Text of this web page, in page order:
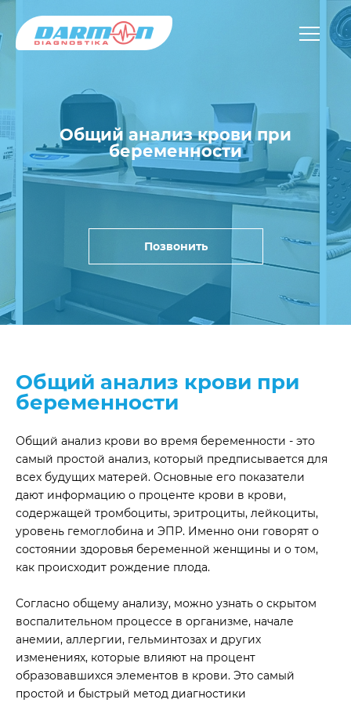
Общий анализ крови при
беременности
Позвонить
Общий анализ крови при
беременности
Общий анализ крови во время беременности - это
самый простой анализ, который предписывается для
всех будущих матерей. Основные его показатели
дают информацию о проценте крови в крови,
содержащей тромбоциты, эритроциты, лейкоциты,
уровень гемоглобина и ЭПР. Именно они говорят о
состоянии здоровья беременной женщины и о том,
как происходит рождение плода.
Согласно общему анализу, можно узнать о скрытом
воспалительном процессе в организме, начале
анемии, аллергии, гельминтозах и других
изменениях, которые влияют на процент
образовавшихся элементов в крови. Это самый
простой и быстрый метод диагностики